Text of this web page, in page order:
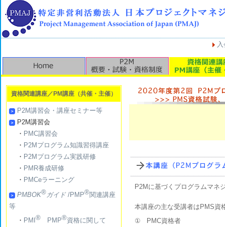
資格関連講座／PM講座（共催・主催）
P2M講習会・講座セミナー等
P2M講習会
・ PMC講習会
・ P2Mプログラム知識習得講座
・ P2Mプログラム実践研修
・ PMR養成研修
・ PMCeラーニング
PMBOK®ガイド/PMP®関連講座
等
・ PMI ® PMP®資格に関して
P2Mに基づくプログラムマネ
本講座の主な受講者はPMS資
①
PMC資格者